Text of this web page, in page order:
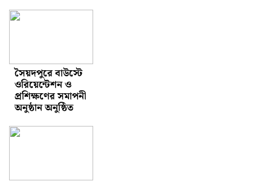
সৈয়দপুরে বাউস্টে
ওরিয়েন্টেশন ও
প্রশিক্ষণের সমাপনী
অনুষ্ঠান অনুষ্ঠিত